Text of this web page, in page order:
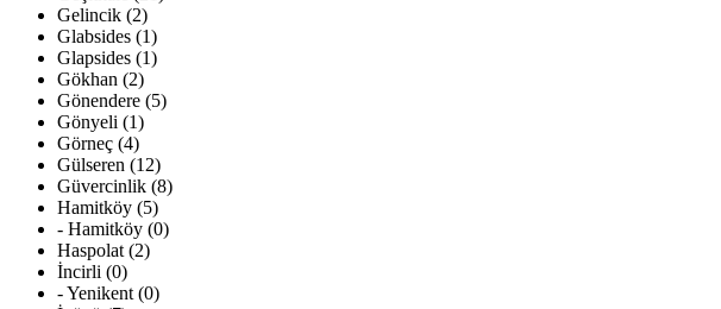
Gelincik (2)
Glabsides (1)
Glapsides (1)
Gökhan (2)
Gönendere (5)
Gönyeli (1)
Görneç (4)
Gülseren (12)
Güvercinlik (8)
Hamitköy (5)
- Hamitköy (0)
Haspolat (2)
İncirli (0)
- Yenikent (0)